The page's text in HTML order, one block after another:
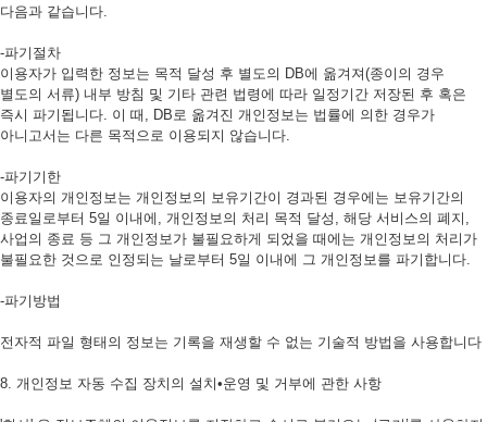
다음과 같습니다.
-파기절차
이용자가 입력한 정보는 목적 달성 후 별도의 DB에 옮겨져(종이의 경우
별도의 서류) 내부 방침 및 기타 관련 법령에 따라 일정기간 저장된 후 혹은
즉시 파기됩니다. 이 때, DB로 옮겨진 개인정보는 법률에 의한 경우가
아니고서는 다른 목적으로 이용되지 않습니다.
-파기기한
이용자의 개인정보는 개인정보의 보유기간이 경과된 경우에는 보유기간의
종료일로부터 5일 이내에, 개인정보의 처리 목적 달성, 해당 서비스의 폐지,
사업의 종료 등 그 개인정보가 불필요하게 되었을 때에는 개인정보의 처리가
불필요한 것으로 인정되는 날로부터 5일 이내에 그 개인정보를 파기합니다.
-파기방법
전자적 파일 형태의 정보는 기록을 재생할 수 없는 기술적 방법을 사용합니다
8. 개인정보 자동 수집 장치의 설치•운영 및 거부에 관한 사항